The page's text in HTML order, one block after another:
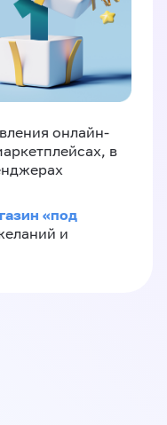
онлайн-
в
«‎под
и